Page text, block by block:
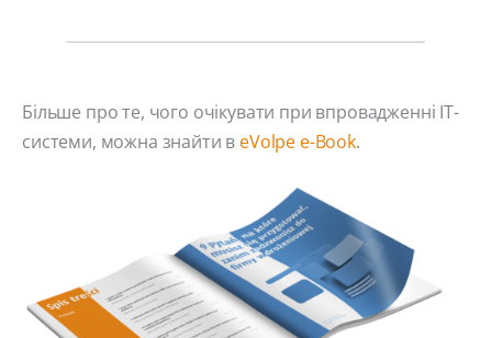
Більше про те, чого очікувати при впровадженні ІТ-
системи, можна знайти в eVolpe e-Book.